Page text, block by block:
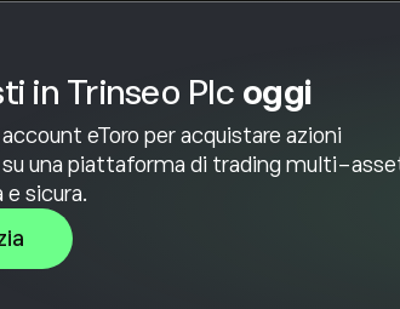
in Trinseo Plc oggi
account eToro per acquistare azioni
su una piattaforma di trading multi-
sicura.